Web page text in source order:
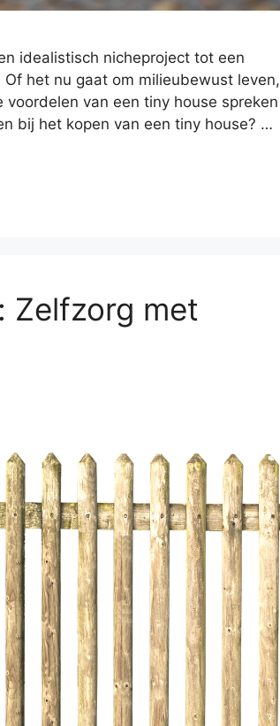
idealistisch nicheproject tot een
het nu gaat om milieubewust leven,
van een tiny house spreken
bij het kopen van een tiny house? …
Zelfzorg met